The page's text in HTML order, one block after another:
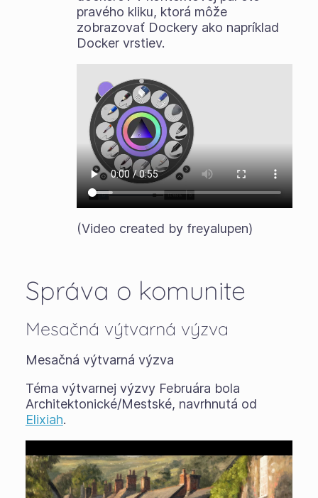
pravého kliku, ktorá môže
zobrazovať Dockery ako napríklad
Docker vrstiev.
(Video created by freyalupen)
Správa o komunite
Mesačná výtvarná výzva
Mesačná výtvarná výzva
Téma výtvarnej výzvy Februára bola
Architektonické/Mestské, navrhnutá od
Elixiah.